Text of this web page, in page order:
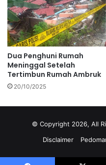
Dua Penghuni Rumah
Meninggal Setelah
Tertimbun Rumah Ambruk
20/10/2025
© Copyright 2026, All
Disclaimer